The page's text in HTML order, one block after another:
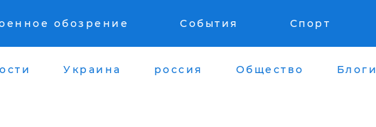
обозрение События Спорт
Украина россия Общество Блоги